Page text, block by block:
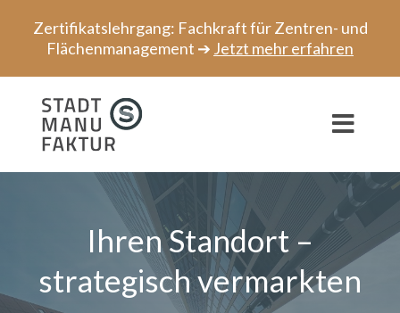
springen
Zertifikatslehrgang: Fachkraft für Zentren- und
Flächenmanagement ➔ Jetzt mehr erfahren
Speaker
Ihren Standort –
strategisch vermarkten